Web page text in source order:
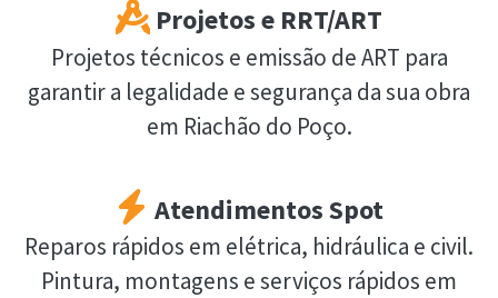
Projetos e RRT/ART
Projetos técnicos e emissão de ART para
garantir a legalidade e segurança da sua obra
em Riachão do Poço.
Atendimentos Spot
Reparos rápidos em elétrica, hidráulica e civil.
Pintura, montagens e serviços rápidos em